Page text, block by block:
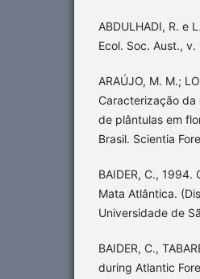
ABDULHADI, R. e
Ecol. Soc. Aust.,
ARAÚJO, M. M.;
Caracterização
de plântulas em
Brasil. Scientia
BAIDER, C.,
Mata Atlântica.
Universidade de
BAIDER, C.,
during Atlantic